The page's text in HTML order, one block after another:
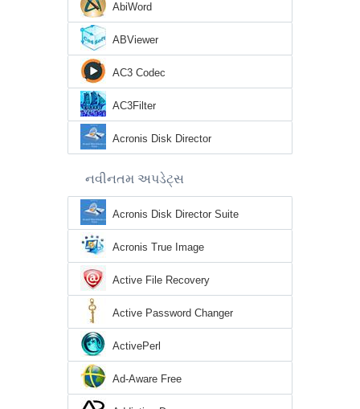
AbiWord
ABViewer
AC3 Codec
AC3Filter
Acronis Disk Director
નવીનતમ અપડેટ્સ
Acronis Disk Director Suite
Acronis True Image
Active File Recovery
Active Password Changer
ActivePerl
Ad-Aware Free